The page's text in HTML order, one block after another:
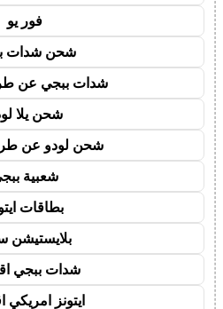
فور يو
شحن شدات
شدات ببجي عن
شحن يلا
شحن لودو عن
شعبية
بطاقات
بلايستيشن
شدات ببجي
ايتونز